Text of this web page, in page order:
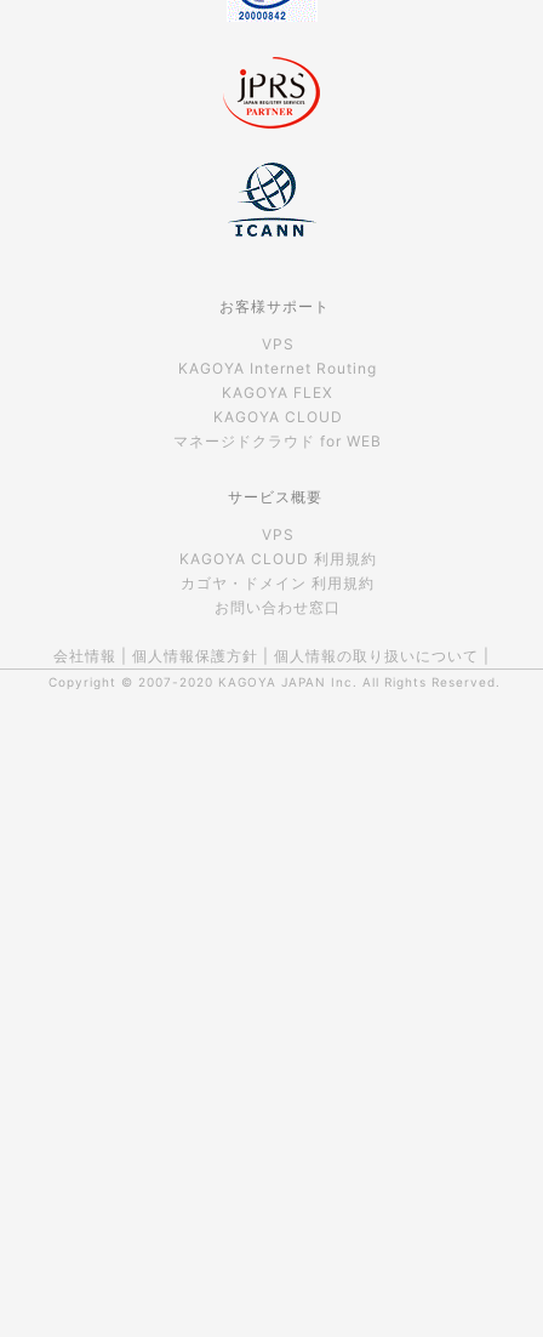
お客様サポート
VPS
KAGOYA Internet Routing
KAGOYA FLEX
KAGOYA CLOUD
マネージドクラウド for WEB
サービス概要
VPS
KAGOYA CLOUD 利用規約
カゴヤ・ドメイン 利用規約
お問い合わせ窓口
会社情報 個人情報保護方針 個人情報の取り扱いについて
Copyright © 2007-2020 KAGOYA JAPAN Inc. All Rights Reserved.